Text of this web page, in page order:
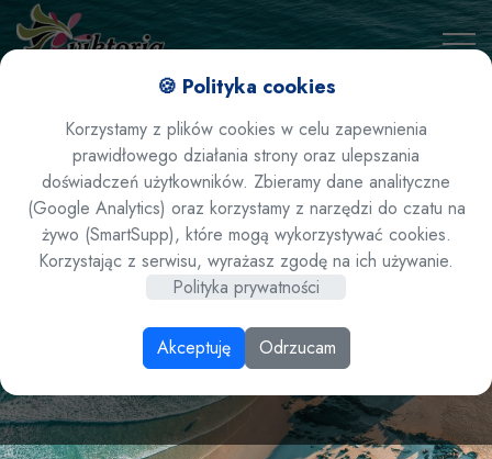
🍪 Polityka cookies
Korzystamy z plików cookies w celu zapewnienia
prawidłowego działania strony oraz ulepszania
doświadczeń użytkowników. Zbieramy dane analityczne
(Google Analytics) oraz korzystamy z narzędzi do czatu na
żywo (SmartSupp), które mogą wykorzystywać cookies.
Korzystając z serwisu, wyrażasz zgodę na ich używanie.
Polityka prywatności
Akceptuję Odrzucam
Ateny Ateny i
Narodowe Muzeum
Archeologiczne